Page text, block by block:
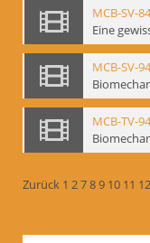
MCB-SV-
MCB-SV-
MCB-TV-
Zurück 1 2789 10 11 12